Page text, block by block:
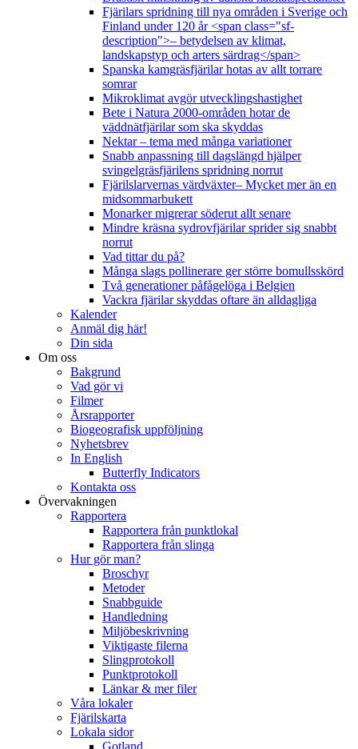
Fjärilars spridning till nya områden i Sverige och
Finland under 120 år <span class="sf-
description">– betydelsen av klimat,
landskapstyp och arters särdrag</span>
Spanska kamgräsfjärilar hotas av allt torrare
somrar
Mikroklimat avgör utvecklingshastighet
Bete i Natura 2000-områden hotar de
väddnätfjärilar som ska skyddas
Nektar – tema med många variationer
Snabb anpassning till dagslängd hjälper
svingelgräsfjärilens spridning norrut
Fjärilslarvernas värdväxter– Mycket mer än en
midsommarbukett
Monarker migrerar söderut allt senare
Mindre kräsna sydrovfjärilar sprider sig snabbt
norrut
Vad tittar du på?
Många slags pollinerare ger större bomullsskörd
Två generationer påfågelöga i Belgien
Vackra fjärilar skyddas oftare än alldagliga
Kalender
Anmäl dig här!
Din sida
Om oss
Bakgrund
Vad gör vi
Filmer
Årsrapporter
Biogeografisk uppföljning
Nyhetsbrev
In English
Butterfly Indicators
Kontakta oss
Övervakningen
Rapportera
Rapportera från punktlokal
Rapportera från slinga
Hur gör man?
Broschyr
Metoder
Snabbguide
Handledning
Miljöbeskrivning
Viktigaste filerna
Slingprotokoll
Punktprotokoll
Länkar & mer filer
Våra lokaler
Fjärilskarta
Lokala sidor
Gotland